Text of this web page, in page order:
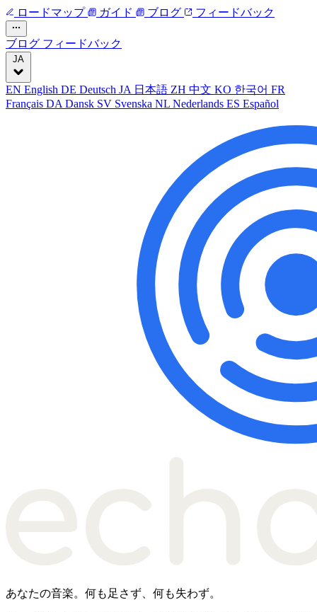
ロードマップ ガイド ブログ フィードバック
ブログ フィードバック
JA
EN English DE Deutsch JA 日本語 ZH 中文 KO 한국어 FR
Français DA Dansk SV Svenska NL Nederlands ES Español
あなたの音楽。何も足さず、何も失わず。